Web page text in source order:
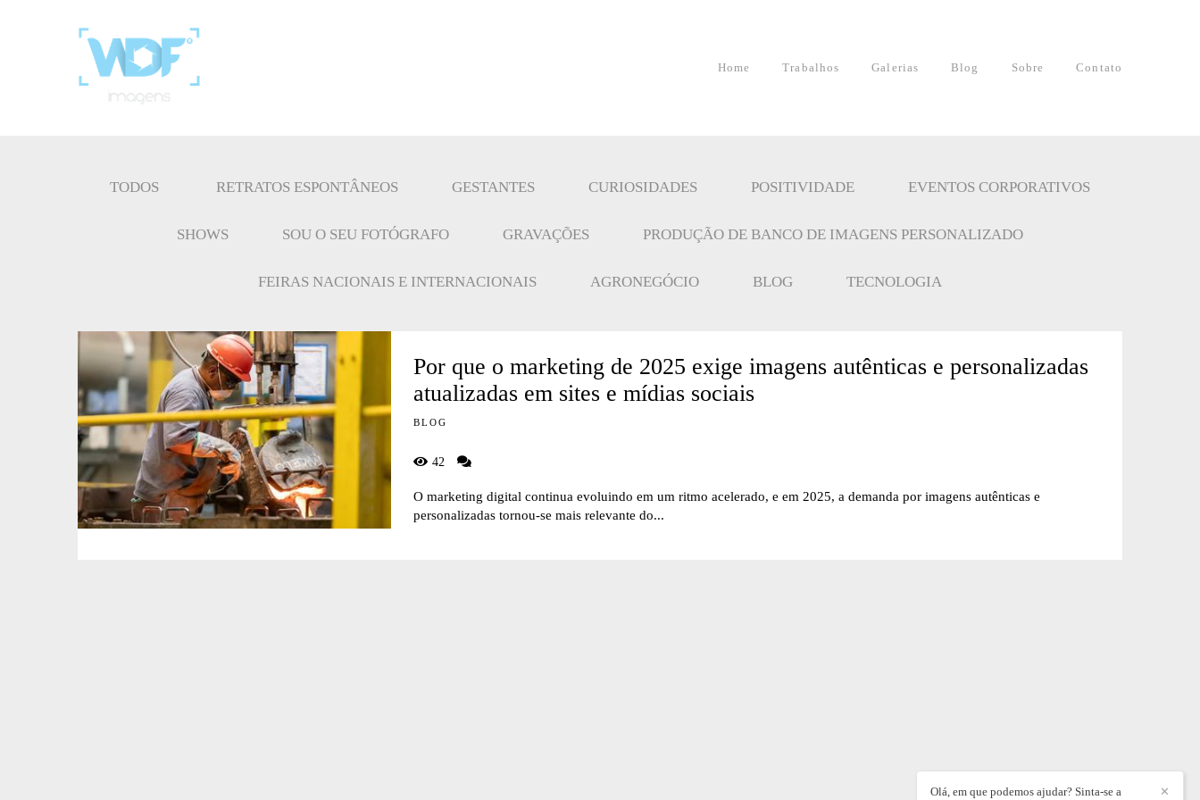
Home Trabalhos Galerias Blog Sobre Contato
TODOS RETRATOS ESPONTÂNEOS GESTANTES CURIOSIDADES POSITIVIDADE EVENTOS CORPORATIVOS
SHOWS SOU O SEU FOTÓGRAFO GRAVAÇÕES PRODUÇÃO DE BANCO DE IMAGENS PERSONALIZADO
FEIRAS NACIONAIS E INTERNACIONAIS AGRONEGÓCIO BLOG TECNOLOGIA
Por que o marketing de 2025 exige imagens autênticas e personalizadas
atualizadas em sites e mídias sociais
BLOG
42
O marketing digital continua evoluindo em um ritmo acelerado, e em 2025, a demanda por imagens autênticas e
personalizadas tornou-se mais relevante do...
✕
Olá, em que podemos ajudar? Sinta-se a